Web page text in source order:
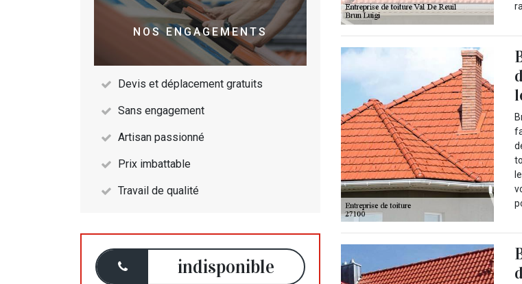
NOS ENGAGEMENTS
Devis et déplacement gratuits
Sans engagement
Artisan passionné
Prix imbattable
Travail de qualité
indisponible